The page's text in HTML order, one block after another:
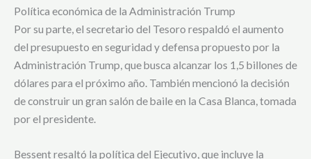
Política económica de la Administración Trump
Por su parte, el secretario del Tesoro respaldó el aumento
del presupuesto en seguridad y defensa propuesto por la
Administración Trump, que busca alcanzar los 1,5 billones de
dólares para el próximo año. También mencionó la decisión
de construir un gran salón de baile en la Casa Blanca, tomada
por el presidente.
Bessent resaltó la política del Ejecutivo, que incluye la